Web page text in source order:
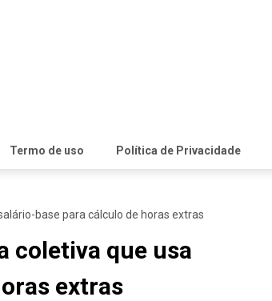
Termo de uso Política de Privacidade
base para cálculo de horas extras
coletiva que usa
extras